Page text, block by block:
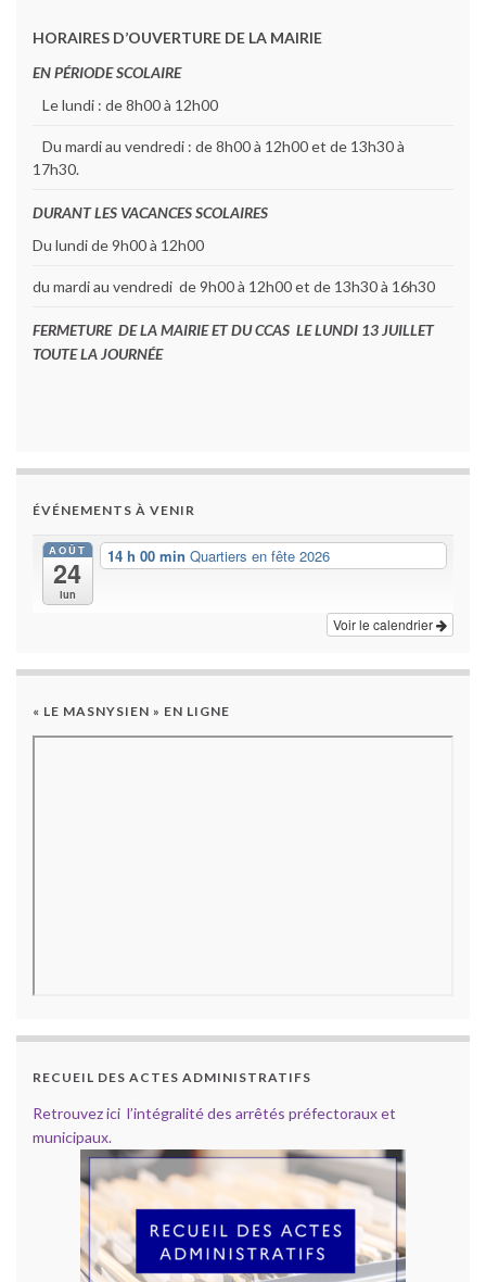
HORAIRES D’OUVERTURE DE LA MAIRIE
EN PÉRIODE SCOLAIRE
Le lundi : de 8h00 à 12h00
Du mardi au vendredi : de 8h00 à 12h00 et de 13h30 à
17h30.
DURANT LES VACANCES SCOLAIRES
Du lundi de 9h00 à 12h00
du mardi au vendredi de 9h00 à 12h00 et de 13h30 à 16h30
FERMETURE DE LA MAIRIE ET DU CCAS LE LUNDI 13 JUILLET
TOUTE LA JOURNÉE
ÉVÉNEMENTS À VENIR
AOÛT
24
lun
14 h 00 min Quartiers en fête 2026
Voir le calendrier
« LE MASNYSIEN » EN LIGNE
RECUEIL DES ACTES ADMINISTRATIFS
Retrouvez ici l’intégralité des arrêtés préfectoraux et
municipaux.